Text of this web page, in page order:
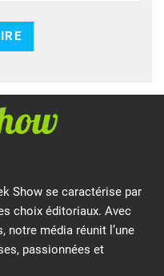
Show se caractérise par
choix éditoriaux. Avec
média réunit l’une
passionnées et